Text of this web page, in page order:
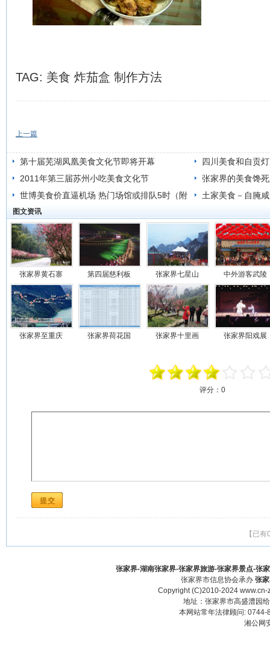
TAG: 美食 炸茄盒 制作方法
上一篇
第十届芜湖凤凰美食文化节即将开幕
四川美食和自贡
2011年第三届苏州小吃美食文化节
张家界的美食馋
世博美食价直逼机场 热门场馆或排队5时（附
价格）
土家美食－自腌
图文资讯
张家界黄石寨 第四届慈利板 张家界七星山 中外游客武陵
张家界至重庆 张家界荷花国 张家界十里画 张家界阳戏展
评分： 0
【已
张家界-湖南张家界-张家界旅游-张家界景点-张
张家界市信息协会承办 张
Copyright (C)2010-2024
地址：张家界市高盛澧园
本网站常年法律顾问:
湘公网